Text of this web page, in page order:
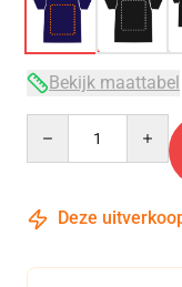
Bekijk maattabel
Deze